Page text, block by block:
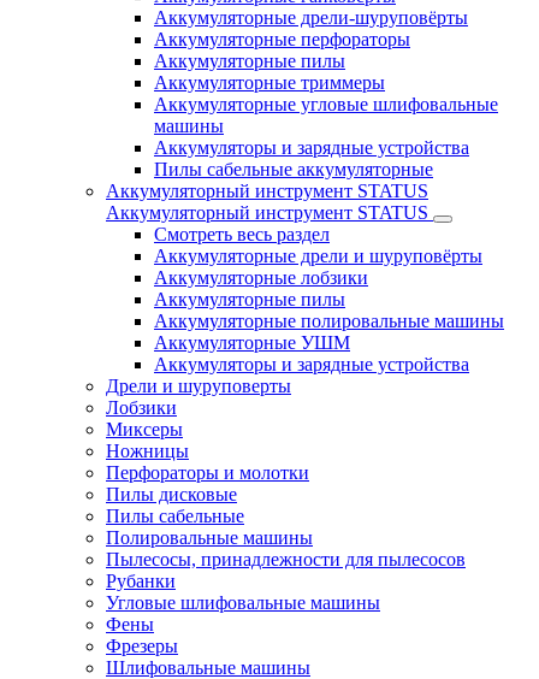
Аккумуляторные дрели-шуруповёрты
Аккумуляторные перфораторы
Аккумуляторные пилы
Аккумуляторные триммеры
Аккумуляторные угловые шлифовальные
машины
Аккумуляторы и зарядные устройства
Пилы сабельные аккумуляторные
Аккумуляторный инструмент STATUS
Аккумуляторный инструмент STATUS
Смотреть весь раздел
Аккумуляторные дрели и шуруповёрты
Аккумуляторные лобзики
Аккумуляторные пилы
Аккумуляторные полировальные машины
Аккумуляторные УШМ
Аккумуляторы и зарядные устройства
Дрели и шуруповерты
Лобзики
Миксеры
Ножницы
Перфораторы и молотки
Пилы дисковые
Пилы сабельные
Полировальные машины
Пылесосы, принадлежности для пылесосов
Рубанки
Угловые шлифовальные машины
Фены
Фрезеры
Шлифовальные машины